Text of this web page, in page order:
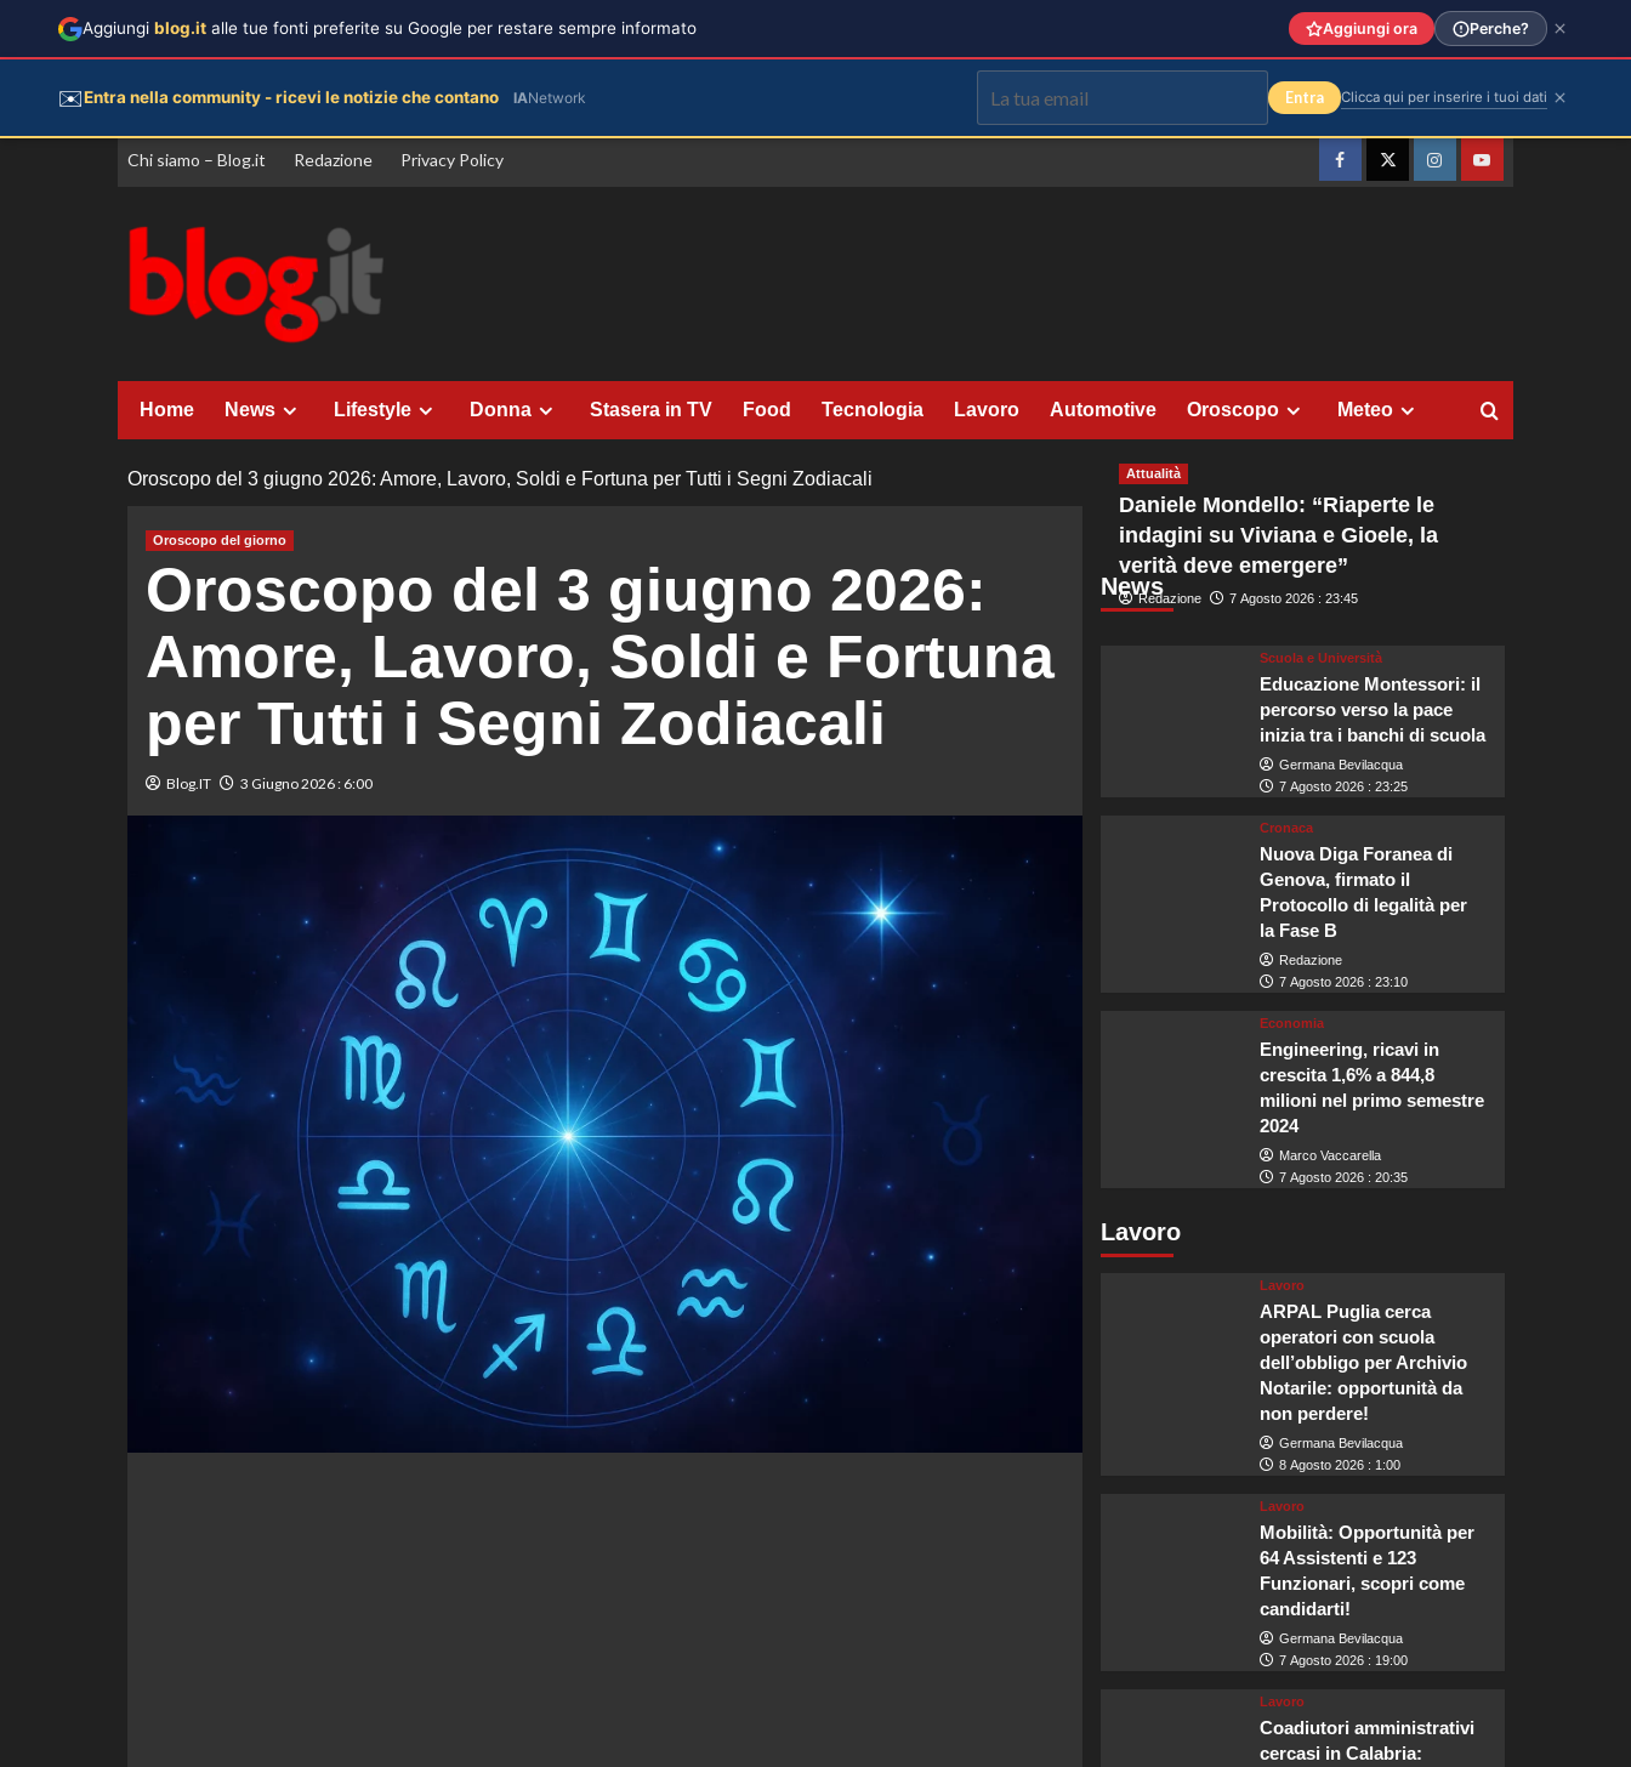
Vai
Chi siamo – Blog.it Redazione Privacy Policy
FacebookTwitterInstagramYouTube
Home News Lifestyle Donna Stasera in TV Food Tecnologia Lavoro Automotive Oroscopo Meteo
Oroscopo del 3 giugno 2026: Amore, Lavoro, Soldi e Fortuna per Tutti i Segni Zodiacali
Oroscopo del giorno
Oroscopo del 3 giugno 2026:
Amore, Lavoro, Soldi e Fortuna
per Tutti i Segni Zodiacali
Blog.IT 3 Giugno 2026 : 6:00
News
Attualità
Daniele Mondello: “Riaperte le
indagini su Viviana e Gioele, la
verità deve emergere”
Redazione 7 Agosto 2026 : 23:45
Scuola e Università
Educazione Montessori: il
percorso verso la pace
inizia tra i banchi di scuola
Germana Bevilacqua
7 Agosto 2026 : 23:25
Cronaca
Nuova Diga Foranea di
Genova, firmato il
Protocollo di legalità per
la Fase B
Redazione
7 Agosto 2026 : 23:10
Economia
Engineering, ricavi in
crescita 1,6% a 844,8
milioni nel primo semestre
2024
Marco Vaccarella
7 Agosto 2026 : 20:35
Lavoro
Lavoro
ARPAL Puglia cerca
operatori con scuola
dell’obbligo per Archivio
Notarile: opportunità da
non perdere!
Germana Bevilacqua
8 Agosto 2026 : 1:00
Lavoro
Mobilità: Opportunità per
64 Assistenti e 123
Funzionari, scopri come
candidarti!
Germana Bevilacqua
7 Agosto 2026 : 19:00
Lavoro
Coadiutori amministrativi
cercasi in Calabria:
Aggiungi blog.it alle tue fonti preferite su Google per restare sempre informato Aggiungi ora Perche?
✉️Entra nella community - ricevi le notizie che contano IANetwork Entra Clicca qui per inserire i tuoi dati